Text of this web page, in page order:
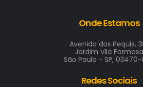
Onde Estamos
Avenida dos Pequis,
Jardim Vila Formosa
São Paulo - SP,
Redes Sociais